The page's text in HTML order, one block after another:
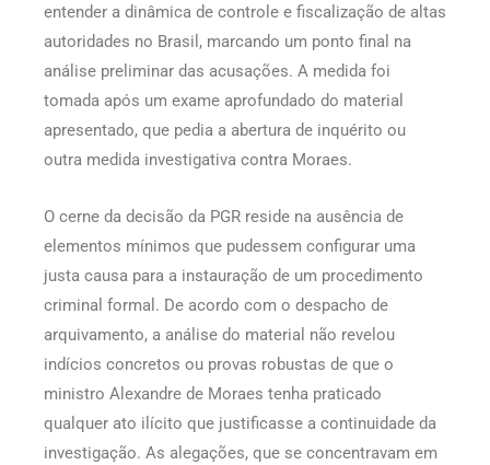
entender a dinâmica de controle e fiscalização de altas
autoridades no Brasil, marcando um ponto final na
análise preliminar das acusações. A medida foi
tomada após um exame aprofundado do material
apresentado, que pedia a abertura de inquérito ou
outra medida investigativa contra Moraes.
O cerne da decisão da PGR reside na ausência de
elementos mínimos que pudessem configurar uma
justa causa para a instauração de um procedimento
criminal formal. De acordo com o despacho de
arquivamento, a análise do material não revelou
indícios concretos ou provas robustas de que o
ministro Alexandre de Moraes tenha praticado
qualquer ato ilícito que justificasse a continuidade da
investigação. As alegações, que se concentravam em